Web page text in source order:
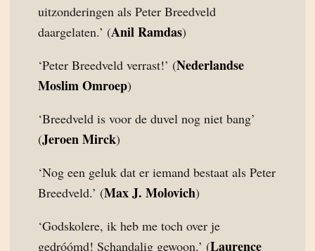
uitzonderingen als Peter Breedveld
daargelaten.’ (Anil Ramdas)
‘Peter Breedveld verrast!’ (Nederlandse
Moslim Omroep)
‘Breedveld is voor de duvel nog niet bang’
(Jeroen Mirck)
‘Nog een geluk dat er iemand bestaat als Peter
Breedveld.’ (Max J. Molovich)
‘Godskolere, ik heb me toch over je
gedróómd! Schandalig gewoon.’ (Laurence